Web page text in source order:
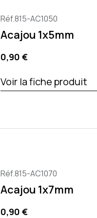
Réf.815-AC1050
Acajou 1x5mm
Prix
0,90 €
Voir la fiche produit
Réf.815-AC1070
Acajou 1x7mm
Prix
0,90 €